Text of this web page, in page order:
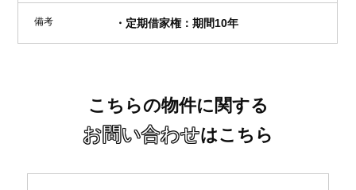
備考 ・定期借家権：期間10年
こちらの物件に関する
お問い合わせはこちら